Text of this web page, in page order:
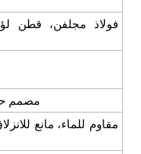
فولاذ مجلفن، قطن
مصمم
مقاوم للماء، مانع